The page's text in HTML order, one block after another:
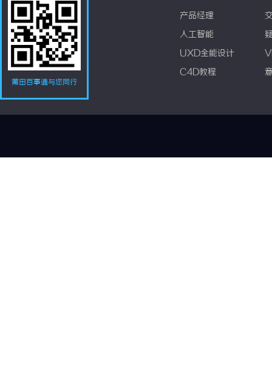
莆田百事通与您同行
产品经理
人工智能
UXD全能设计
C4D教程